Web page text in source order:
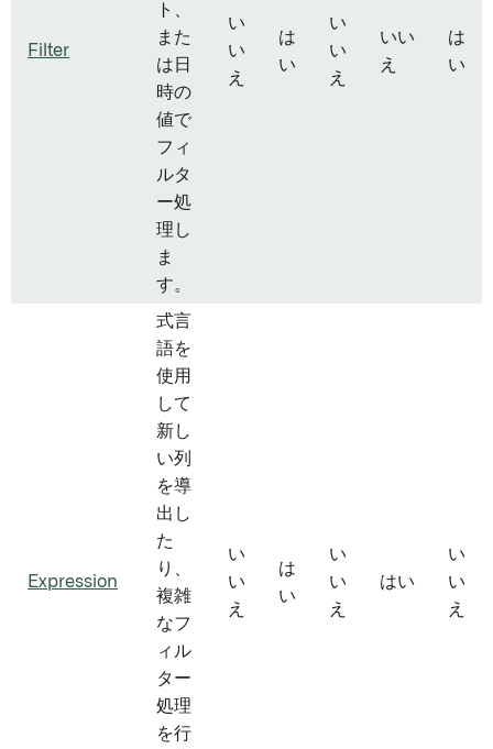
Filter
ト、
また
は日
時の
値で
フィ
ルタ
ー処
理し
ま
す。
い
い
え
は
い
い
い
え
いい
え
は
い
Expression
式言
語を
使用
して
新し
い列
を導
出し
た
り、
複雑
なフ
ィル
ター
処理
を行
い
い
え
は
い
い
い
え
はい
い
い
え